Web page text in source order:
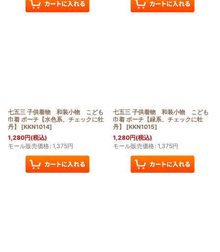
七五三 子供着物 和装小物 こども
巾着 ポーチ【水色系、チェックに牡
丹】
[KKN1014]
1,280円(税込)
モール販売価格: 1,375円
七五三 子供着物 和装小物 こども
巾着 ポーチ【緑系、チェックに牡
丹】
[KKN1015]
1,280円(税込)
モール販売価格: 1,375円